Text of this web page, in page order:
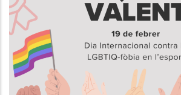
Contra La LGBTIQ-
S. socials